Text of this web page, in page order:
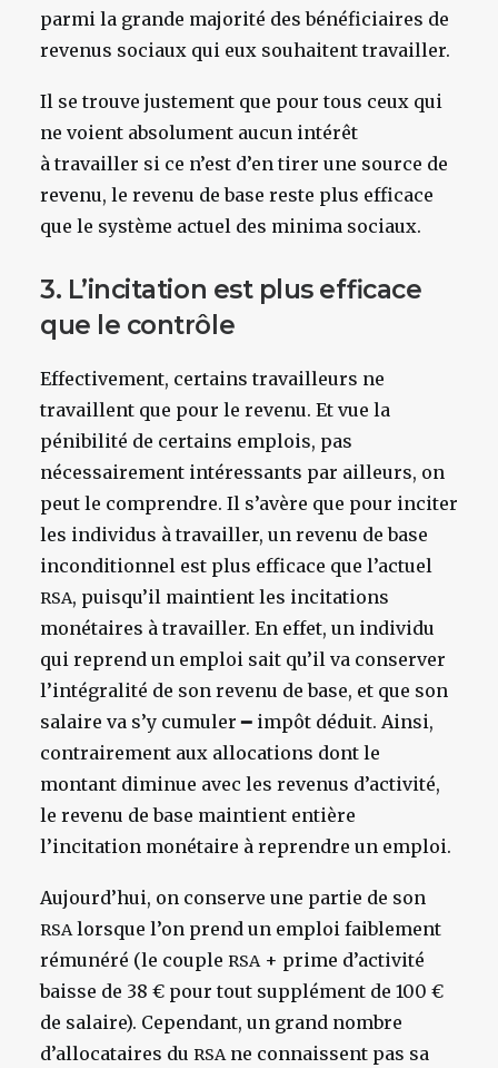
parmi la grande majorité des bénéficiaires de
revenus sociaux qui eux souhaitent travailler.
Il se trouve justement que pour tous ceux qui
ne voient absolument aucun intérêt
à travailler si ce n’est d’en tirer une source de
revenu, le revenu de base reste plus efficace
que le système actuel des minima sociaux.
3. L’incitation est plus efficace
que le contrôle
Effectivement, certains travailleurs ne
travaillent que pour le revenu. Et vue la
pénibilité de certains emplois, pas
nécessairement intéressants par ailleurs, on
peut le comprendre. Il s’avère que pour inciter
les individus à travailler, un revenu de base
inconditionnel est plus efficace que l’actuel
RSA, puisqu’il maintient les incitations
monétaires à travailler. En effet, un individu
qui reprend un emploi sait qu’il va conserver
l’intégralité de son revenu de base, et que son
salaire va s’y cumuler ━ impôt déduit. Ainsi,
contrairement aux allocations dont le
montant diminue avec les revenus d’activité,
le revenu de base maintient entière
l’incitation monétaire à reprendre un emploi.
Aujourd’hui, on conserve une partie de son
RSAlorsque l’on prend un emploi faiblement
rémunéré (le couple RSA+ prime d’activité
baisse de 38 € pour tout supplément de 100 €
de salaire). Cependant, un grand nombre
d’allocataires du RSAne connaissent pas sa